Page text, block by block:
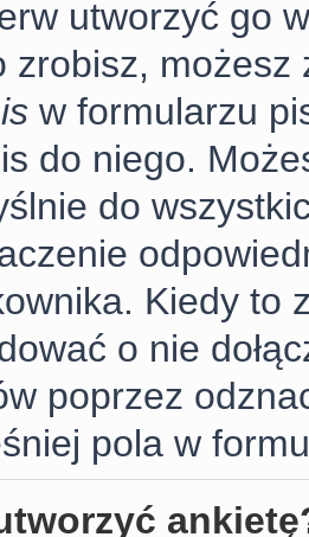
utworzyć go
zrobisz,
w formularzu
do niego.
do
Kiedy to
o nie
poprzez
pola w